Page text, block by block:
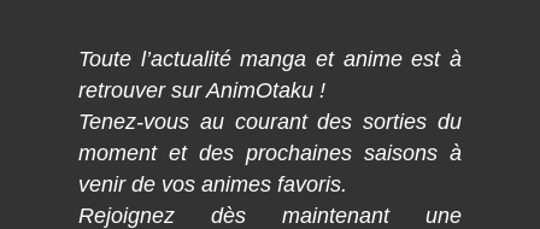
Toute l’actualité manga et anime est à
retrouver sur AnimOtaku !
Tenez-vous au courant des sorties du
moment et des prochaines saisons à
venir de vos animes favoris.
Rejoignez dès maintenant une